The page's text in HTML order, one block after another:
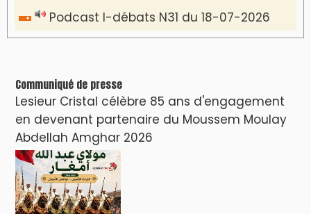
Podcast I-débats N31 du 18-07-2026
Communiqué de presse
Lesieur Cristal célèbre 85 ans d'engagement
en devenant partenaire du Moussem Moulay
Abdellah Amghar 2026